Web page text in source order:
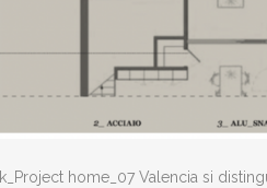
home_07 Valencia si